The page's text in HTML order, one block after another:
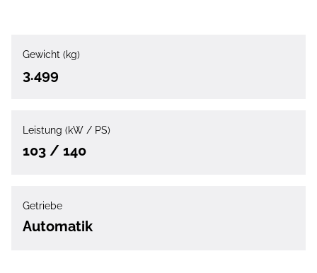
Gewicht (kg)
3.499
Leistung (kW / PS)
103 / 140
Getriebe
Automatik